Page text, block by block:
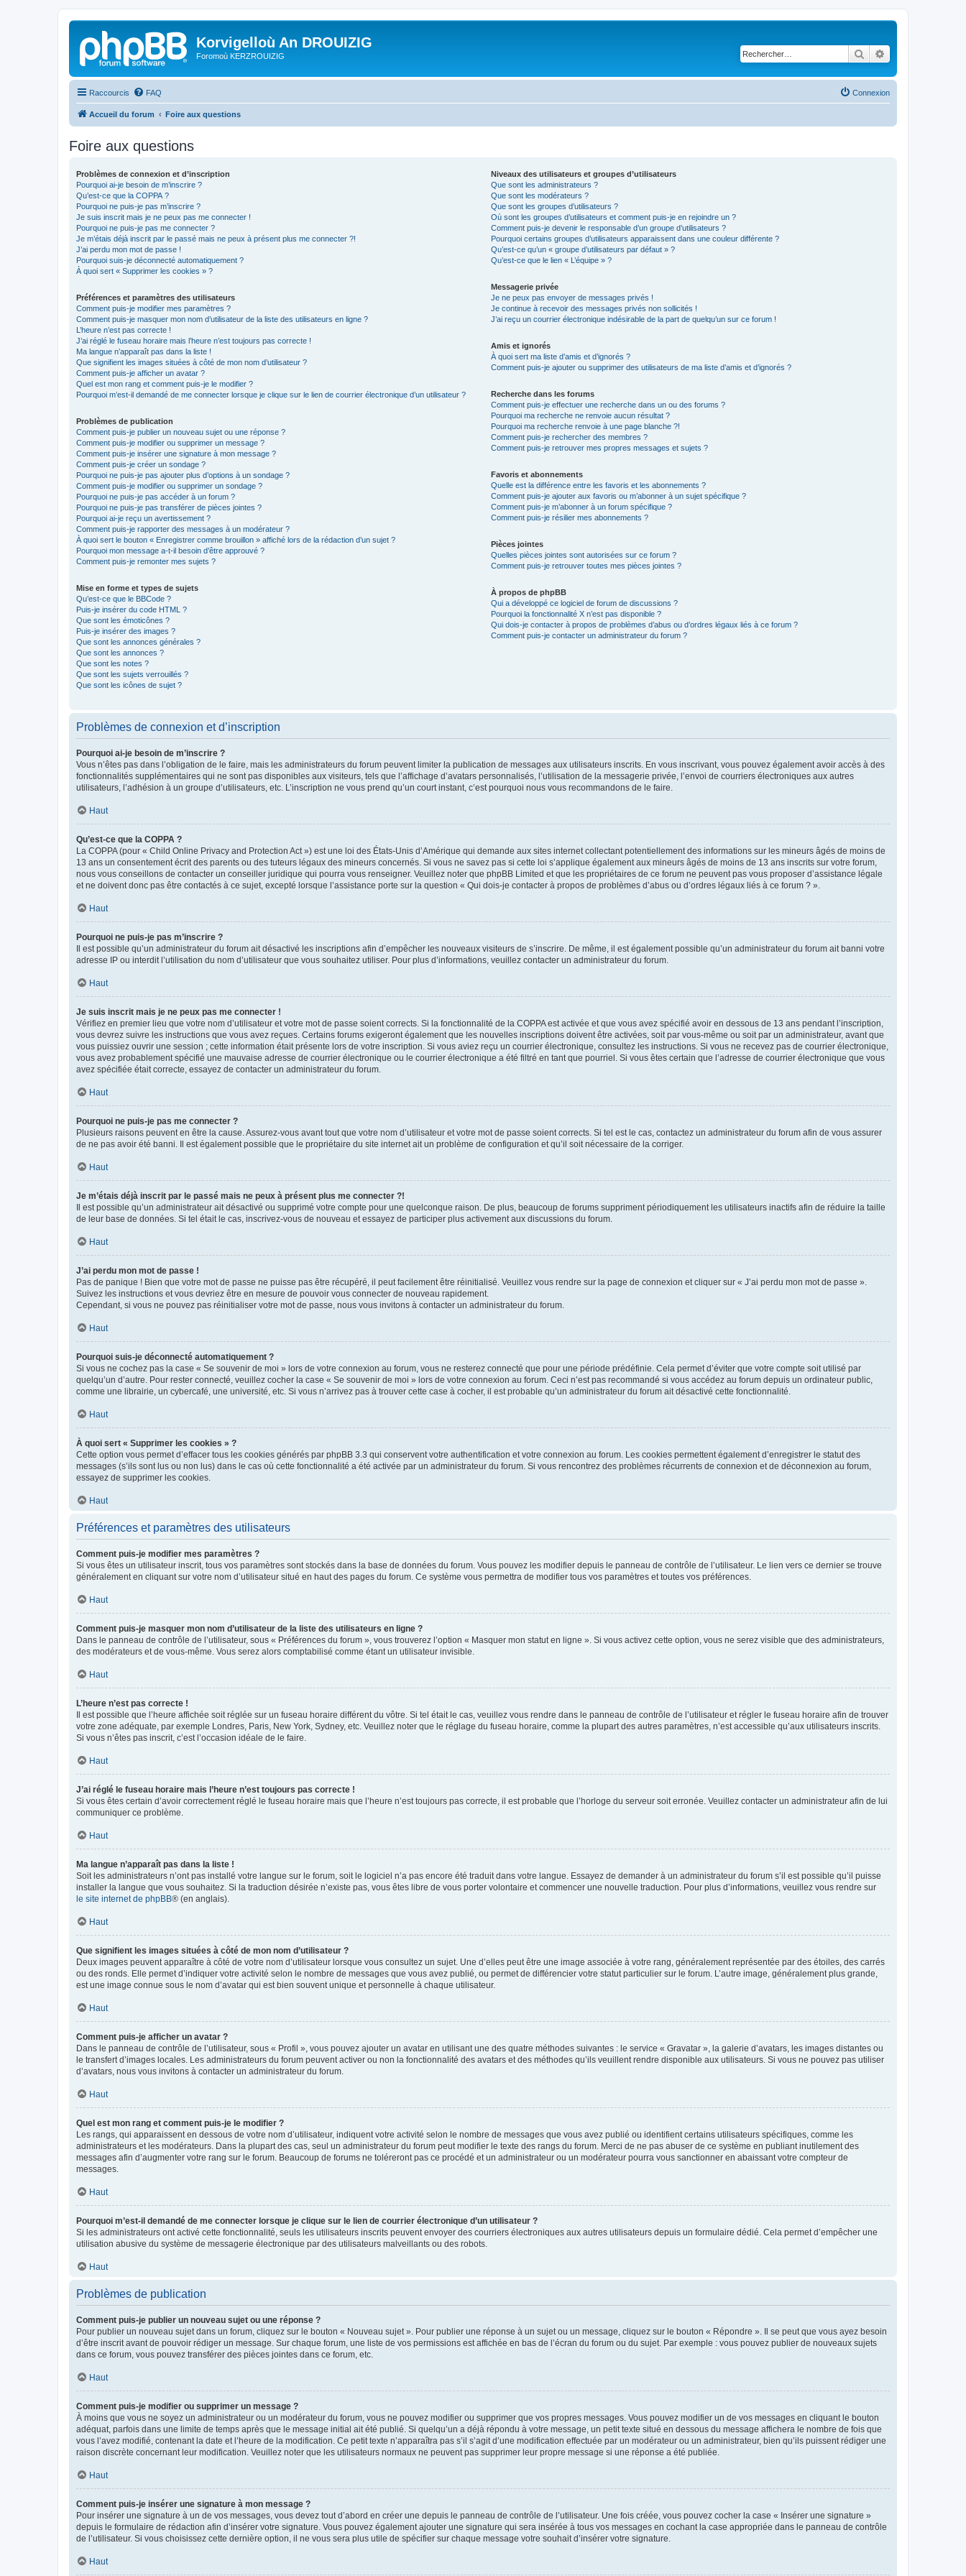
Korvigelloù An DROUIZIG
Foromoù KERZROUIZIG Rechercher
Raccourcis FAQ Connexion
Accueil du forum Foire aux questions
Foire aux questions
Problèmes de connexion et d’inscription
Pourquoi ai-je besoin de m’inscrire ?
Qu’est-ce que la COPPA ?
Pourquoi ne puis-je pas m’inscrire ?
Je suis inscrit mais je ne peux pas me connecter !
Pourquoi ne puis-je pas me connecter ?
Je m’étais déjà inscrit par le passé mais ne peux à présent plus me connecter ?!
J’ai perdu mon mot de passe !
Pourquoi suis-je déconnecté automatiquement ?
À quoi sert « Supprimer les cookies » ?
Préférences et paramètres des utilisateurs
Comment puis-je modifier mes paramètres ?
Comment puis-je masquer mon nom d’utilisateur de la liste des utilisateurs en ligne ?
L’heure n’est pas correcte !
J’ai réglé le fuseau horaire mais l’heure n’est toujours pas correcte !
Ma langue n’apparaît pas dans la liste !
Que signifient les images situées à côté de mon nom d’utilisateur ?
Comment puis-je afficher un avatar ?
Quel est mon rang et comment puis-je le modifier ?
Pourquoi m’est-il demandé de me connecter lorsque je clique sur le lien de courrier électronique d’un utilisateur ?
Problèmes de publication
Comment puis-je publier un nouveau sujet ou une réponse ?
Comment puis-je modifier ou supprimer un message ?
Comment puis-je insérer une signature à mon message ?
Comment puis-je créer un sondage ?
Pourquoi ne puis-je pas ajouter plus d’options à un sondage ?
Comment puis-je modifier ou supprimer un sondage ?
Pourquoi ne puis-je pas accéder à un forum ?
Pourquoi ne puis-je pas transférer de pièces jointes ?
Pourquoi ai-je reçu un avertissement ?
Comment puis-je rapporter des messages à un modérateur ?
À quoi sert le bouton « Enregistrer comme brouillon » affiché lors de la rédaction d’un sujet ?
Pourquoi mon message a-t-il besoin d’être approuvé ?
Comment puis-je remonter mes sujets ?
Mise en forme et types de sujets
Qu’est-ce que le BBCode ?
Puis-je insérer du code HTML ?
Que sont les émoticônes ?
Puis-je insérer des images ?
Que sont les annonces générales ?
Que sont les annonces ?
Que sont les notes ?
Que sont les sujets verrouillés ?
Que sont les icônes de sujet ?
Niveaux des utilisateurs et groupes d’utilisateurs
Que sont les administrateurs ?
Que sont les modérateurs ?
Que sont les groupes d’utilisateurs ?
Où sont les groupes d’utilisateurs et comment puis-je en rejoindre un ?
Comment puis-je devenir le responsable d’un groupe d’utilisateurs ?
Pourquoi certains groupes d’utilisateurs apparaissent dans une couleur différente ?
Qu’est-ce qu’un « groupe d’utilisateurs par défaut » ?
Qu’est-ce que le lien « L’équipe » ?
Messagerie privée
Je ne peux pas envoyer de messages privés !
Je continue à recevoir des messages privés non sollicités !
J’ai reçu un courrier électronique indésirable de la part de quelqu’un sur ce forum !
Amis et ignorés
À quoi sert ma liste d’amis et d’ignorés ?
Comment puis-je ajouter ou supprimer des utilisateurs de ma liste d’amis et d’ignorés ?
Recherche dans les forums
Comment puis-je effectuer une recherche dans un ou des forums ?
Pourquoi ma recherche ne renvoie aucun résultat ?
Pourquoi ma recherche renvoie à une page blanche ?!
Comment puis-je rechercher des membres ?
Comment puis-je retrouver mes propres messages et sujets ?
Favoris et abonnements
Quelle est la différence entre les favoris et les abonnements ?
Comment puis-je ajouter aux favoris ou m’abonner à un sujet spécifique ?
Comment puis-je m’abonner à un forum spécifique ?
Comment puis-je résilier mes abonnements ?
Pièces jointes
Quelles pièces jointes sont autorisées sur ce forum ?
Comment puis-je retrouver toutes mes pièces jointes ?
À propos de phpBB
Qui a développé ce logiciel de forum de discussions ?
Pourquoi la fonctionnalité X n’est pas disponible ?
Qui dois-je contacter à propos de problèmes d’abus ou d’ordres légaux liés à ce forum ?
Comment puis-je contacter un administrateur du forum ?
Problèmes de connexion et d’inscription
Pourquoi ai-je besoin de m’inscrire ?
Vous n’êtes pas dans l’obligation de le faire, mais les administrateurs du forum peuvent limiter la publication de messages aux utilisateurs inscrits. En vous inscrivant, vous pouvez également avoir accès à des
fonctionnalités supplémentaires qui ne sont pas disponibles aux visiteurs, tels que l’affichage d’avatars personnalisés, l’utilisation de la messagerie privée, l’envoi de courriers électroniques aux autres
utilisateurs, l’adhésion à un groupe d’utilisateurs, etc. L’inscription ne vous prend qu’un court instant, c’est pourquoi nous vous recommandons de le faire.
Haut
Qu’est-ce que la COPPA ?
La COPPA (pour « Child Online Privacy and Protection Act ») est une loi des États-Unis d’Amérique qui demande aux sites internet collectant potentiellement des informations sur les mineurs âgés de moins de
13 ans un consentement écrit des parents ou des tuteurs légaux des mineurs concernés. Si vous ne savez pas si cette loi s’applique également aux mineurs âgés de moins de 13 ans inscrits sur votre forum,
nous vous conseillons de contacter un conseiller juridique qui pourra vous renseigner. Veuillez noter que phpBB Limited et que les propriétaires de ce forum ne peuvent pas vous proposer d’assistance légale
et ne doivent donc pas être contactés à ce sujet, excepté lorsque l’assistance porte sur la question « Qui dois-je contacter à propos de problèmes d’abus ou d’ordres légaux liés à ce forum ? ».
Haut
Pourquoi ne puis-je pas m’inscrire ?
Il est possible qu’un administrateur du forum ait désactivé les inscriptions afin d’empêcher les nouveaux visiteurs de s’inscrire. De même, il est également possible qu’un administrateur du forum ait banni votre
adresse IP ou interdit l’utilisation du nom d’utilisateur que vous souhaitez utiliser. Pour plus d’informations, veuillez contacter un administrateur du forum.
Haut
Je suis inscrit mais je ne peux pas me connecter !
Vérifiez en premier lieu que votre nom d’utilisateur et votre mot de passe soient corrects. Si la fonctionnalité de la COPPA est activée et que vous avez spécifié avoir en dessous de 13 ans pendant l’inscription,
vous devrez suivre les instructions que vous avez reçues. Certains forums exigeront également que les nouvelles inscriptions doivent être activées, soit par vous-même ou soit par un administrateur, avant que
vous puissiez ouvrir une session ; cette information était présente lors de votre inscription. Si vous aviez reçu un courrier électronique, consultez les instructions. Si vous ne recevez pas de courrier électronique,
vous avez probablement spécifié une mauvaise adresse de courrier électronique ou le courrier électronique a été filtré en tant que pourriel. Si vous êtes certain que l’adresse de courrier électronique que vous
avez spécifiée était correcte, essayez de contacter un administrateur du forum.
Haut
Pourquoi ne puis-je pas me connecter ?
Plusieurs raisons peuvent en être la cause. Assurez-vous avant tout que votre nom d’utilisateur et votre mot de passe soient corrects. Si tel est le cas, contactez un administrateur du forum afin de vous assurer
de ne pas avoir été banni. Il est également possible que le propriétaire du site internet ait un problème de configuration et qu’il soit nécessaire de la corriger.
Haut
Je m’étais déjà inscrit par le passé mais ne peux à présent plus me connecter ?!
Il est possible qu’un administrateur ait désactivé ou supprimé votre compte pour une quelconque raison. De plus, beaucoup de forums suppriment périodiquement les utilisateurs inactifs afin de réduire la taille
de leur base de données. Si tel était le cas, inscrivez-vous de nouveau et essayez de participer plus activement aux discussions du forum.
Haut
J’ai perdu mon mot de passe !
Pas de panique ! Bien que votre mot de passe ne puisse pas être récupéré, il peut facilement être réinitialisé. Veuillez vous rendre sur la page de connexion et cliquer sur « J’ai perdu mon mot de passe ».
Suivez les instructions et vous devriez être en mesure de pouvoir vous connecter de nouveau rapidement.
Cependant, si vous ne pouvez pas réinitialiser votre mot de passe, nous vous invitons à contacter un administrateur du forum.
Haut
Pourquoi suis-je déconnecté automatiquement ?
Si vous ne cochez pas la case « Se souvenir de moi » lors de votre connexion au forum, vous ne resterez connecté que pour une période prédéfinie. Cela permet d’éviter que votre compte soit utilisé par
quelqu’un d’autre. Pour rester connecté, veuillez cocher la case « Se souvenir de moi » lors de votre connexion au forum. Ceci n’est pas recommandé si vous accédez au forum depuis un ordinateur public,
comme une librairie, un cybercafé, une université, etc. Si vous n’arrivez pas à trouver cette case à cocher, il est probable qu’un administrateur du forum ait désactivé cette fonctionnalité.
Haut
À quoi sert « Supprimer les cookies » ?
Cette option vous permet d’effacer tous les cookies générés par phpBB 3.3 qui conservent votre authentification et votre connexion au forum. Les cookies permettent également d’enregistrer le statut des
messages (s’ils sont lus ou non lus) dans le cas où cette fonctionnalité a été activée par un administrateur du forum. Si vous rencontrez des problèmes récurrents de connexion et de déconnexion au forum,
essayez de supprimer les cookies.
Haut
Préférences et paramètres des utilisateurs
Comment puis-je modifier mes paramètres ?
Si vous êtes un utilisateur inscrit, tous vos paramètres sont stockés dans la base de données du forum. Vous pouvez les modifier depuis le panneau de contrôle de l’utilisateur. Le lien vers ce dernier se trouve
généralement en cliquant sur votre nom d’utilisateur situé en haut des pages du forum. Ce système vous permettra de modifier tous vos paramètres et toutes vos préférences.
Haut
Comment puis-je masquer mon nom d’utilisateur de la liste des utilisateurs en ligne ?
Dans le panneau de contrôle de l’utilisateur, sous « Préférences du forum », vous trouverez l’option « Masquer mon statut en ligne ». Si vous activez cette option, vous ne serez visible que des administrateurs,
des modérateurs et de vous-même. Vous serez alors comptabilisé comme étant un utilisateur invisible.
Haut
L’heure n’est pas correcte !
Il est possible que l’heure affichée soit réglée sur un fuseau horaire différent du vôtre. Si tel était le cas, veuillez vous rendre dans le panneau de contrôle de l’utilisateur et régler le fuseau horaire afin de trouver
votre zone adéquate, par exemple Londres, Paris, New York, Sydney, etc. Veuillez noter que le réglage du fuseau horaire, comme la plupart des autres paramètres, n’est accessible qu’aux utilisateurs inscrits.
Si vous n’êtes pas inscrit, c’est l’occasion idéale de le faire.
Haut
J’ai réglé le fuseau horaire mais l’heure n’est toujours pas correcte !
Si vous êtes certain d’avoir correctement réglé le fuseau horaire mais que l’heure n’est toujours pas correcte, il est probable que l’horloge du serveur soit erronée. Veuillez contacter un administrateur afin de lui
communiquer ce problème.
Haut
Ma langue n’apparaît pas dans la liste !
Soit les administrateurs n’ont pas installé votre langue sur le forum, soit le logiciel n’a pas encore été traduit dans votre langue. Essayez de demander à un administrateur du forum s’il est possible qu’il puisse
installer la langue que vous souhaitez. Si la traduction désirée n’existe pas, vous êtes libre de vous porter volontaire et commencer une nouvelle traduction. Pour plus d’informations, veuillez vous rendre sur
le site internet de phpBB® (en anglais).
Haut
Que signifient les images situées à côté de mon nom d’utilisateur ?
Deux images peuvent apparaître à côté de votre nom d’utilisateur lorsque vous consultez un sujet. Une d’elles peut être une image associée à votre rang, généralement représentée par des étoiles, des carrés
ou des ronds. Elle permet d’indiquer votre activité selon le nombre de messages que vous avez publié, ou permet de différencier votre statut particulier sur le forum. L’autre image, généralement plus grande,
est une image connue sous le nom d’avatar qui est bien souvent unique et personnelle à chaque utilisateur.
Haut
Comment puis-je afficher un avatar ?
Dans le panneau de contrôle de l’utilisateur, sous « Profil », vous pouvez ajouter un avatar en utilisant une des quatre méthodes suivantes : le service « Gravatar », la galerie d’avatars, les images distantes ou
le transfert d’images locales. Les administrateurs du forum peuvent activer ou non la fonctionnalité des avatars et des méthodes qu’ils veuillent rendre disponible aux utilisateurs. Si vous ne pouvez pas utiliser
d’avatars, nous vous invitons à contacter un administrateur du forum.
Haut
Quel est mon rang et comment puis-je le modifier ?
Les rangs, qui apparaissent en dessous de votre nom d’utilisateur, indiquent votre activité selon le nombre de messages que vous avez publié ou identifient certains utilisateurs spécifiques, comme les
administrateurs et les modérateurs. Dans la plupart des cas, seul un administrateur du forum peut modifier le texte des rangs du forum. Merci de ne pas abuser de ce système en publiant inutilement des
messages afin d’augmenter votre rang sur le forum. Beaucoup de forums ne toléreront pas ce procédé et un administrateur ou un modérateur pourra vous sanctionner en abaissant votre compteur de
messages.
Haut
Pourquoi m’est-il demandé de me connecter lorsque je clique sur le lien de courrier électronique d’un utilisateur ?
Si les administrateurs ont activé cette fonctionnalité, seuls les utilisateurs inscrits peuvent envoyer des courriers électroniques aux autres utilisateurs depuis un formulaire dédié. Cela permet d’empêcher une
utilisation abusive du système de messagerie électronique par des utilisateurs malveillants ou des robots.
Haut
Problèmes de publication
Comment puis-je publier un nouveau sujet ou une réponse ?
Pour publier un nouveau sujet dans un forum, cliquez sur le bouton « Nouveau sujet ». Pour publier une réponse à un sujet ou un message, cliquez sur le bouton « Répondre ». Il se peut que vous ayez besoin
d’être inscrit avant de pouvoir rédiger un message. Sur chaque forum, une liste de vos permissions est affichée en bas de l’écran du forum ou du sujet. Par exemple : vous pouvez publier de nouveaux sujets
dans ce forum, vous pouvez transférer des pièces jointes dans ce forum, etc.
Haut
Comment puis-je modifier ou supprimer un message ?
À moins que vous ne soyez un administrateur ou un modérateur du forum, vous ne pouvez modifier ou supprimer que vos propres messages. Vous pouvez modifier un de vos messages en cliquant le bouton
adéquat, parfois dans une limite de temps après que le message initial ait été publié. Si quelqu’un a déjà répondu à votre message, un petit texte situé en dessous du message affichera le nombre de fois que
vous l’avez modifié, contenant la date et l’heure de la modification. Ce petit texte n’apparaîtra pas s’il s’agit d’une modification effectuée par un modérateur ou un administrateur, bien qu’ils puissent rédiger une
raison discrète concernant leur modification. Veuillez noter que les utilisateurs normaux ne peuvent pas supprimer leur propre message si une réponse a été publiée.
Haut
Comment puis-je insérer une signature à mon message ?
Pour insérer une signature à un de vos messages, vous devez tout d’abord en créer une depuis le panneau de contrôle de l’utilisateur. Une fois créée, vous pouvez cocher la case « Insérer une signature »
depuis le formulaire de rédaction afin d’insérer votre signature. Vous pouvez également ajouter une signature qui sera insérée à tous vos messages en cochant la case appropriée dans le panneau de contrôle
de l’utilisateur. Si vous choisissez cette dernière option, il ne vous sera plus utile de spécifier sur chaque message votre souhait d’insérer votre signature.
Haut